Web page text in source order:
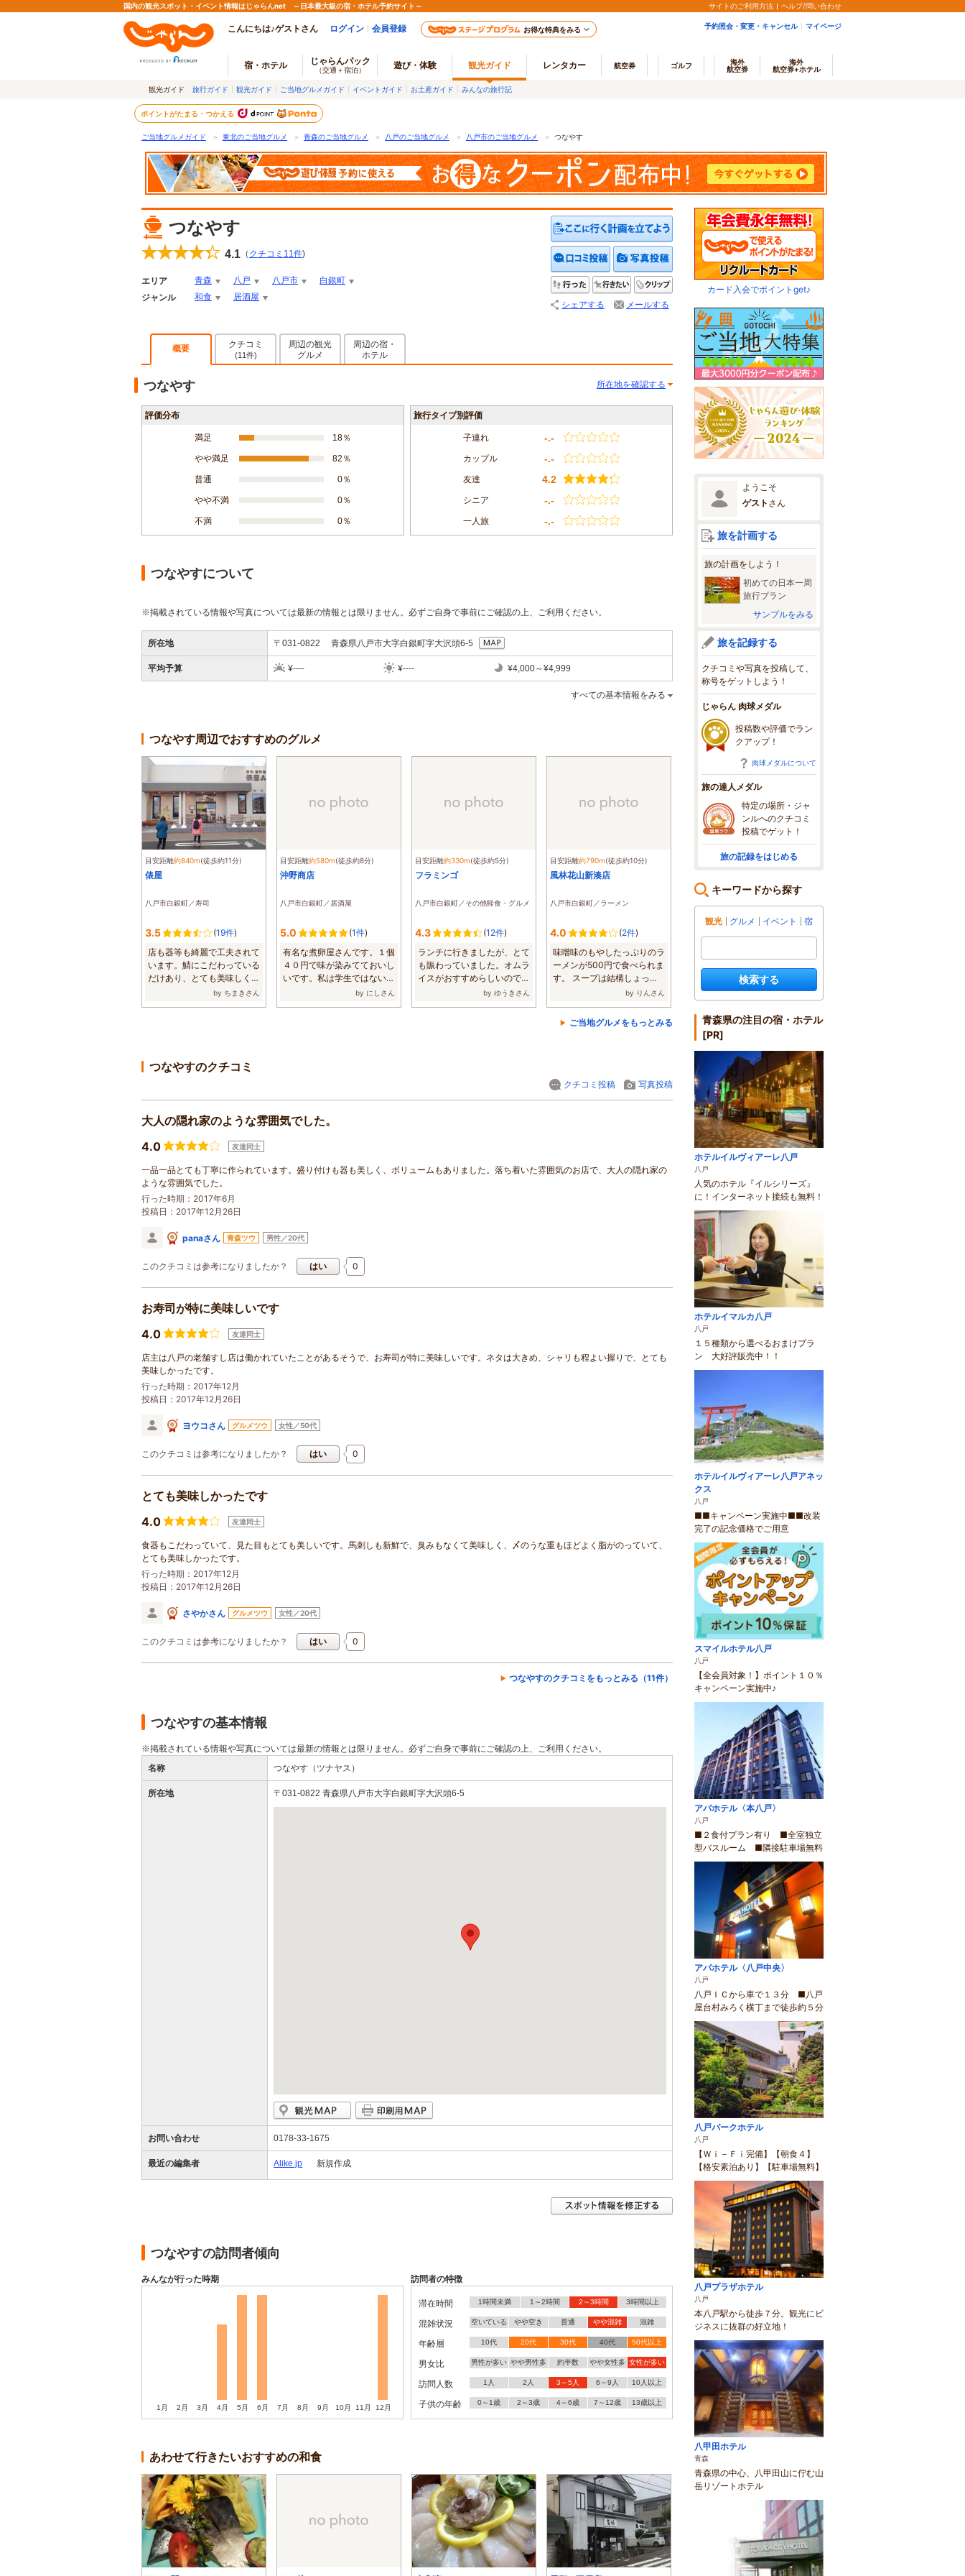
国内の観光スポット・イベント情報はじゃらんnet ～日本最大級の宿・ホテル予約サイト～ サイトのご利用方法 ヘルプ/問い合わせ
こんにちは♪ゲストさん ログイン 会員登録 お得な特典をみる 予約照会・変更・キャンセル マイページ
宿・ホテル じゃらんパック
（交通＋宿泊） 遊び・体験 観光ガイド レンタカー 航空券 ゴルフ
海外
航空券
海外
航空券+ホテル
観光ガイド 旅行ガイド 観光ガイド ご当地グルメガイド イベントガイド お土産ガイド みんなの旅行記
ポイントがたまる・つかえる
ご当地グルメガイド ＞ 東北のご当地グルメ ＞ 青森のご当地グルメ ＞ 八戸のご当地グルメ ＞ 八戸市のご当地グルメ ＞ つなやす
つなやす
4.1 （ クチコミ 11件)
エリア 青森 八戸 八戸市
白銀町
ジャンル
和食 居酒屋
クチコミを投稿する写真を投稿する
行った 行きたい
シェアする メールする
概要 クチコミ
(11件)
周辺の観光
グルメ
周辺の宿・
ホテル
つなやす 所在地を確認する
評価分布
満足 18％
やや満足 82％
普通 0％
やや不満 0％
不満 0％
旅行タイプ別評価
子連れ -.-
カップル -.-
友達 4.2
シニア -.-
一人旅 -.-
つなやすについて
※掲載されている情報や写真については最新の情報とは限りません。必ずご自身で事前にご確認の上、ご利用ください。
所在地 〒031-0822 青森県八戸市大字白銀町字大沢頭6-5
平均予算 ¥---- ¥---- ¥4,000～¥4,999
すべての基本情報をみる
つなやす周辺でおすすめのグルメ
目安距離約840m(徒歩約11分)
俵屋
八戸市白銀町／寿司
3.5 (19件)
店も器等も綺麗で工夫されて
います。鯖にこだわっている
だけあり、とても美味しくい
by ちまきさん
目安距離約580m(徒歩約8分)
沖野商店
八戸市白銀町／居酒屋
5.0 (1件)
有名な煮卵屋さんです。１個
４０円で味が染みてておいし
いです。私は学生ではないで
by にしさん
目安距離約330m(徒歩約5分)
フラミンゴ
八戸市白銀町／その他軽食・グルメ
4.3 (12件)
ランチに行きましたが、とて
も賑わっていました。オムラ
イスがおすすめらしいので、
by ゆうきさん
目安距離約790m(徒歩約10分)
風林花山新湊店
八戸市白銀町／ラーメン
4.0 (2件)
味噌味のもやしたっぷりのラ
ーメンが500円で食べられま
す。 スープは結構しょっぱ
by りんさん
ご当地グルメをもっとみる
つなやすのクチコミ
クチコミ投稿 写真投稿
大人の隠れ家のような雰囲気でした。
4.0
友達同士
一品一品とても丁寧に作られています。盛り付けも器も美しく、ボリュームもありました。落ち着いた雰囲気のお店で、大人の隠れ家の
ような雰囲気でした。
行った時期：2017年6月
投稿日：2017年12月26日
panaさん 青森ツウ 男性／20代
このクチコミは参考になりましたか？ 0
はい
お寿司が特に美味しいです
4.0
友達同士
店主は八戸の老舗すし店は働かれていたことがあるそうで、お寿司が特に美味しいです。ネタは大きめ、シャリも程よい握りで、とても
美味しかったです。
行った時期：2017年12月
投稿日：2017年12月26日
ヨウコさん グルメツウ 女性／50代
このクチコミは参考になりましたか？ 0
はい
とても美味しかったです
4.0
友達同士
食器もこだわっていて、見た目もとても美しいです。馬刺しも新鮮で、臭みもなくて美味しく、〆のうな重もほどよく脂がのっていて、
とても美味しかったです。
行った時期：2017年12月
投稿日：2017年12月26日
さやかさん グルメツウ 女性／20代
このクチコミは参考になりましたか？ 0
はい
つなやすのクチコミをもっとみる（11件）
つなやすの基本情報
※掲載されている情報や写真については最新の情報とは限りません。必ずご自身で事前にご確認の上、ご利用ください。
名称
つなやす（ツナヤス）
所在地 〒031-0822 青森県八戸市大字白銀町字大沢頭6-5
お問い合わせ 0178-33-1675
最近の編集者 Alike.jp 新規作成
つなやすの訪問者傾向
みんなが行った時期
1月 2月 3月 4月 5月 6月 7月 8月 9月 10月 11月 12月
訪問者の特徴
滞在時間 1時間未満 1～2時間 2～3時間 3時間以上
混雑状況 空いている やや空き 普通 やや混雑 混雑
年齢層 10代 20代 30代 40代 50代以上
男女比 男性が多い やや男性多 約半数 やや女性多 女性が多い
訪問人数 1人 2人 3～5人 6～9人 10人以上
子供の年齢 0～1歳 2～3歳 4～6歳 7～12歳 13歳以上
あわせて行きたいおすすめの和食
カード入会でポイントget♪
ようこそ
ゲスト さん
旅を計画する
旅の計画をしよう！
初めての日本一周
旅行プラン
サンプルをみる
旅を記録する
クチコミや写真を投稿して、
称号をゲットしよう！
じゃらん 肉球メダル
投稿数や評価でラン
クアップ！
肉球メダルについて
旅の達人メダル
特定の場所・ジャ
ンルへのクチコミ
投稿でゲット！
旅の記録をはじめる
キーワードから探す
観光 グルメ イベント 宿
検索する
青森県の注目の宿・ホテル
[PR]
ホテルイルヴィアーレ八戸
八戸
人気のホテル『イルシリーズ』
に！インターネット接続も無料！
ホテルイマルカ八戸
八戸
１５種類から選べるおまけプラ
ン 大好評販売中！！
ホテルイルヴィアーレ八戸アネッ
クス
八戸
■■キャンペーン実施中■■改装
完了の記念価格でご用意
スマイルホテル八戸
八戸
【全会員対象！】ポイント１０％
キャンペーン実施中♪
アパホテル〈本八戸〉
八戸
■２食付プラン有り ■全室独立
型バスルーム ■隣接駐車場無料
アパホテル〈八戸中央〉
八戸
八戸ＩＣから車で１３分 ■八戸
屋台村みろく横丁まで徒歩約５分
八戸パークホテル
八戸
【Ｗｉ－Ｆｉ完備】【朝食４】
【格安素泊あり】【駐車場無料】
八戸プラザホテル
八戸
本八戸駅から徒歩７分。観光にビ
ジネスに抜群の好立地！
八甲田ホテル
青森
青森県の中心、八甲田山に佇む山
岳リゾートホテル